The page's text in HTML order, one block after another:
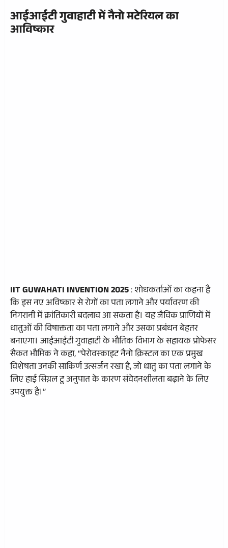
आईआईटी गुवाहाटी में नैनो मटेरियल का
आविष्कार
IIT GUWAHATI INVENTION 2025: शोधकर्ताओं का कहना है
कि इस नए अविष्कार से रोगों का पता लगाने और पर्यावरण की
निगरानी में क्रांतिकारी बदलाव आ सकता है। यह जैविक प्राणियों में
धातुओं की विषाक्तता का पता लगाने और उसका प्रबंधन बेहतर
बनाएगा। आईआईटी गुवाहाटी के भौतिक विभाग के सहायक प्रोफेसर
सैकत भौमिक ने कहा, “पेरोवस्काइट नैनो क्रिस्टल का एक प्रमुख
विशेषता उनकी साकिर्ण उत्सर्जन रखा है, जो धातु का पता लगाने के
लिए हाई सिग्नल टू अनुपात के कारण संवेदनशीलता बढ़ाने के लिए
उपयुक्त है।”